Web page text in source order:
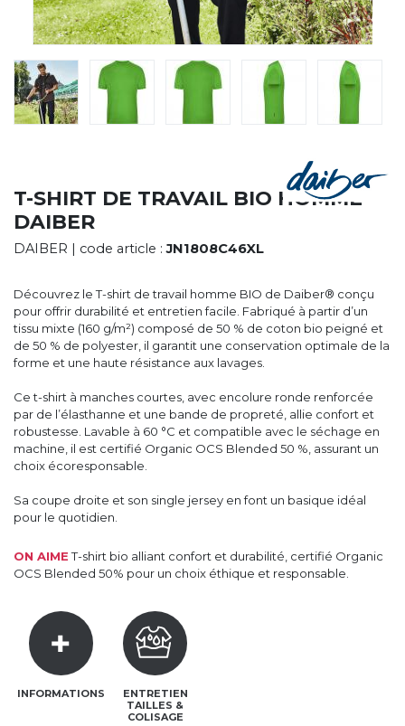
SERVICES
ROADSHOWS, FORUM DES EXPERTS
MARQUES & CERTIFICATS
TECHNIQUES MARQUAGE
BLOG
T-SHIRT DE TRAVAIL BIO HOMME
DAIBER
DAIBER | code article :JN1808C46XL
Découvrez le T-shirt de travail homme BIO de Daiber® conçu
pour offrir durabilité et entretien facile. Fabriqué à partir d’un
tissu mixte (160 g/m²) composé de 50 % de coton bio peigné et
de 50 % de polyester, il garantit une conservation optimale de la
forme et une haute résistance aux lavages.
Ce t-shirt à manches courtes, avec encolure ronde renforcée
par de l’élasthanne et une bande de propreté, allie confort et
robustesse. Lavable à 60 °C et compatible avec le séchage en
machine, il est certifié Organic OCS Blended 50 %, assurant un
choix écoresponsable.
Sa coupe droite et son single jersey en font un basique idéal
pour le quotidien.
ON AIMET-shirt bio alliant confort et durabilité, certifié Organic
OCS Blended 50% pour un choix éthique et responsable.
INFORMATIONS
ENTRETIEN
TAILLES &
COLISAGE